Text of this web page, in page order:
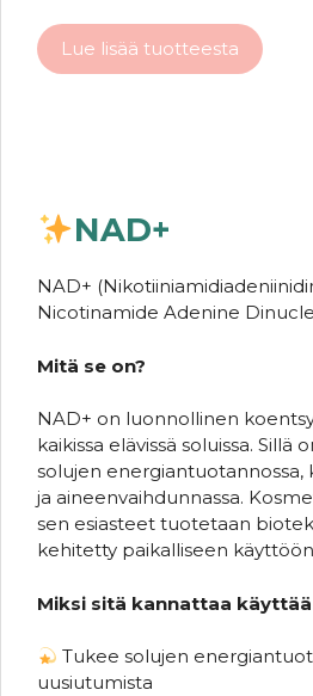
Lue lisää tuotteesta
NAD+
NAD+
Nicotinamide Adenine
Mitä se on?
NAD+ on luonnollinen
kaikissa elävissä soluissa. Sillä
solujen energiantuotannossa,
ja aineenvaihdunnassa.
sen esiasteet tuotetaan
kehitetty paikalliseen
Miksi sitä kannattaa käyttää
Tukee solujen
uusiutumista